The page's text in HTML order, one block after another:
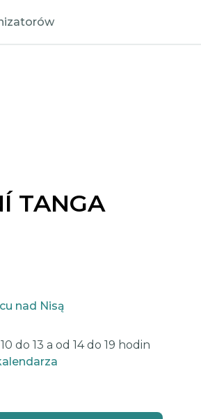
TANGA
nad Nisą
do 13 a od 14 do 19 hodin